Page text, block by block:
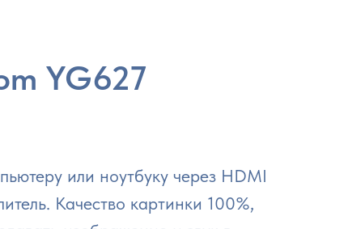
YG627
или ноутбуку через HDMI
Качество картинки 100%,